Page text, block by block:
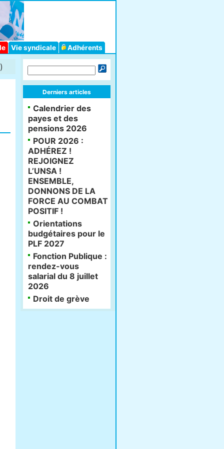
Vie syndicale Adhérents
Derniers articles
Calendrier des
payes et des
pensions 2026
POUR 2026 :
ADHÉREZ !
REJOIGNEZ
L’UNSA !
ENSEMBLE,
DONNONS DE LA
FORCE AU COMBAT
POSITIF !
Orientations
budgétaires pour le
PLF 2027
Fonction Publique :
rendez-vous
salarial du 8 juillet
2026
Droit de grève